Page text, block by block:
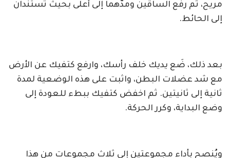
مريح، ثم رفع الساقين ومدّهما إلى أعلى بحيث تستندان
إلى الحائط.
بعد ذلك، ضَع يديك خلف رأسك، وارفع كتفيك عن الأرض
مع شد عضلات البطن، واثبت على هذه الوضعية لمدة
ثانية إلى ثانيتين. ثم اخفض كتفيك ببطء للعودة إلى
وضع البداية، وكرر الحركة.
ويُنصح بأداء مجموعتين إلى ثلاث مجموعات من هذا